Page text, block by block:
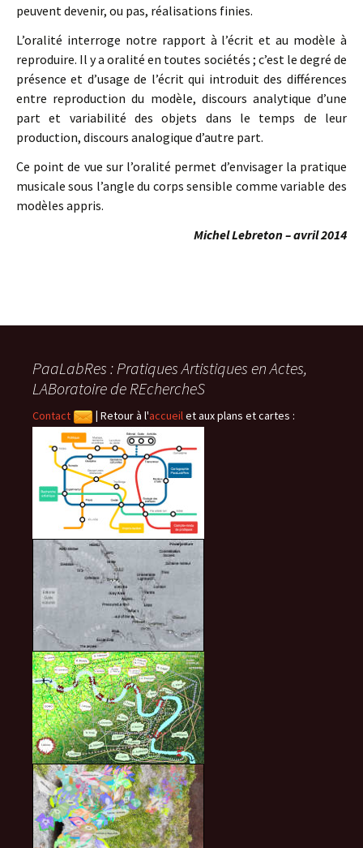
peuvent devenir, ou pas, réalisations finies.
L’oralité interroge notre rapport à l’écrit et au modèle à
reproduire. Il y a oralité en toutes sociétés ; c’est le degré de
présence et d’usage de l’écrit qui introduit des différences
entre reproduction du modèle, discours analytique d’une
part et variabilité des objets dans le temps de leur
production, discours analogique d’autre part.
Ce point de vue sur l’oralité permet d’envisager la pratique
musicale sous l’angle du corps sensible comme variable des
modèles appris.
Michel Lebreton – avril 2014
PaaLabRes : Pratiques Artistiques en Actes,
LABoratoire de REchercheS
Contact | Retour à l'accueilet aux plans et cartes :